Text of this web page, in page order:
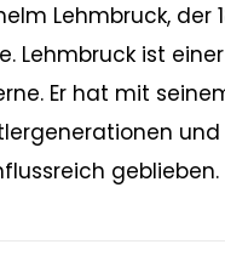
Lehmbruck, der
Lehmbruck ist
Er hat mit
geblieben.